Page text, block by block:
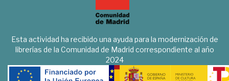
Esta actividad ha recibido una ayuda para la modernización de
librerías de la Comunidad de Madrid correspondiente al año
2024